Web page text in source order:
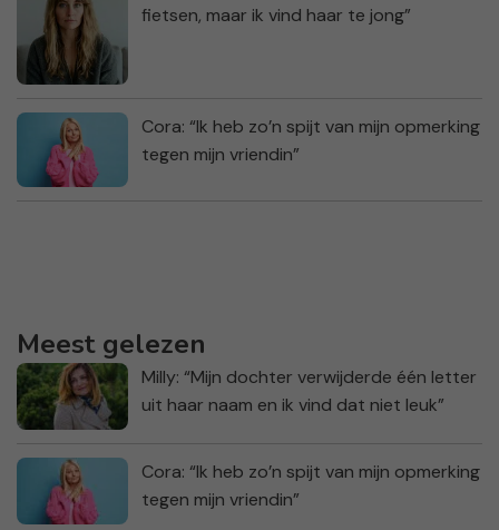
fietsen, maar ik vind haar te jong”
Cora: “Ik heb zo’n spijt van mijn opmerking
tegen mijn vriendin”
Meest gelezen
Milly: “Mijn dochter verwijderde één letter
uit haar naam en ik vind dat niet leuk”
Cora: “Ik heb zo’n spijt van mijn opmerking
tegen mijn vriendin”